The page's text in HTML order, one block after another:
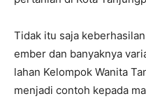
Tidak itu saja
ember dan banyaknya
lahan Kelompok Wanita
menjadi contoh kepada